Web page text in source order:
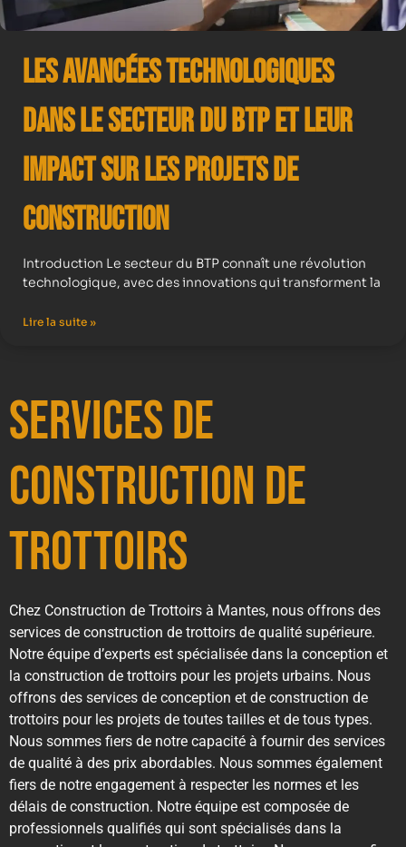
Les avancées technologiques
dans le secteur du BTP et leur
impact sur les projets de
construction
Introduction Le secteur du BTP connaît une révolution
technologique, avec des innovations qui transforment la
Lire la suite »
Services de
Construction de
Trottoirs
Chez Construction de Trottoirs à Mantes, nous offrons des
services de construction de trottoirs de qualité supérieure.
Notre équipe d’experts est spécialisée dans la conception et
la construction de trottoirs pour les projets urbains. Nous
offrons des services de conception et de construction de
trottoirs pour les projets de toutes tailles et de tous types.
Nous sommes fiers de notre capacité à fournir des services
de qualité à des prix abordables. Nous sommes également
fiers de notre engagement à respecter les normes et les
délais de construction. Notre équipe est composée de
professionnels qualifiés qui sont spécialisés dans la